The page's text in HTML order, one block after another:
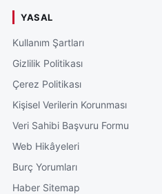
YASAL
Kullanım Şartları
Gizlilik Politikası
Çerez Politikası
Kişisel Verilerin Korunması
Veri Sahibi Başvuru Formu
Web Hikâyeleri
Burç Yorumları
Haber Sitemap